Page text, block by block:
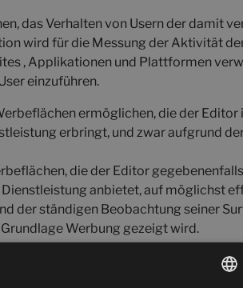
das Verhalten von Usern der damit
wird für die Messung der Aktivität
, Applikationen und Plattformen
einzuführen.
ermöglichen, die der Editor
erbringt, und zwar aufgrund
die der Editor
anbietet, auf möglichst
der ständigen Beobachtung seiner
Werbung gezeigt wird.